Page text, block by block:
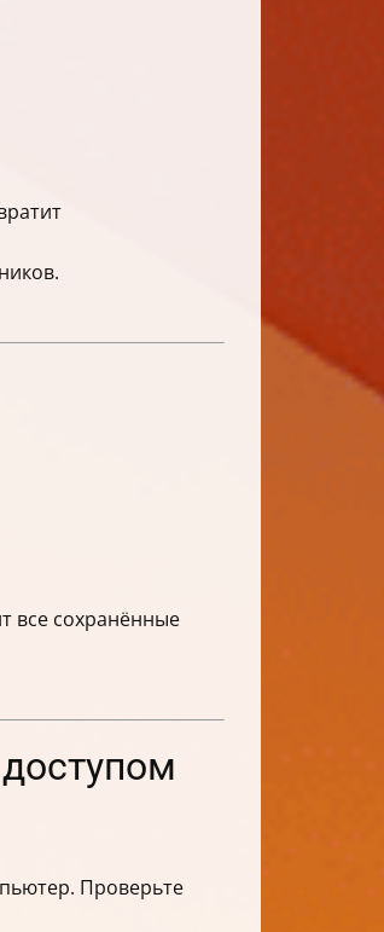
все сохранённые
Проверьте